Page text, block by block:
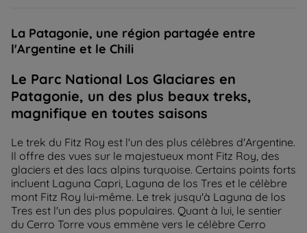
La Patagonie, une région partagée entre
l'Argentine et le Chili
Le Parc National Los Glaciares en
Patagonie, un des plus beaux treks,
magnifique en toutes saisons
Le trek du Fitz Roy est l'un des plus célèbres d'Argentine.
Il offre des vues sur le majestueux mont Fitz Roy, des
glaciers et des lacs alpins turquoise. Certains points forts
incluent Laguna Capri, Laguna de los Tres et le célèbre
mont Fitz Roy lui-même. Le trek jusqu'à Laguna de los
Tres est l'un des plus populaires. Quant à lui, le sentier
du Cerro Torre vous emmène vers le célèbre Cerro